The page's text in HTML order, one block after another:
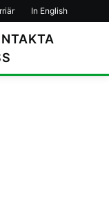
In English